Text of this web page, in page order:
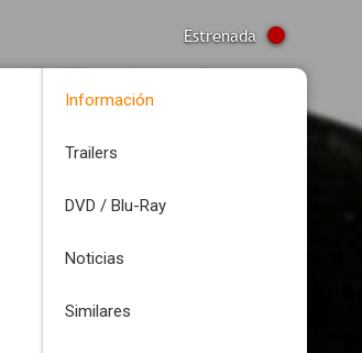
Estrenada
Información
Trailers
DVD / Blu-Ray
Noticias
Similares